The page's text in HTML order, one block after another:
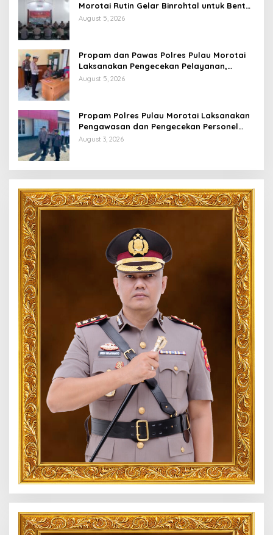
Morotai Rutin Gelar Binrohtal untuk Bentuk
Personel Berintegritas
August 5, 2026
Propam dan Pawas Polres Pulau Morotai
Laksanakan Pengecekan Pelayanan,
Pastikan Masyarakat Mendapat
August 5, 2026
Propam Polres Pulau Morotai Laksanakan
Pengawasan dan Pengecekan Personel
Saat Apel Serah Terima Piket Fungsi
August 3, 2026